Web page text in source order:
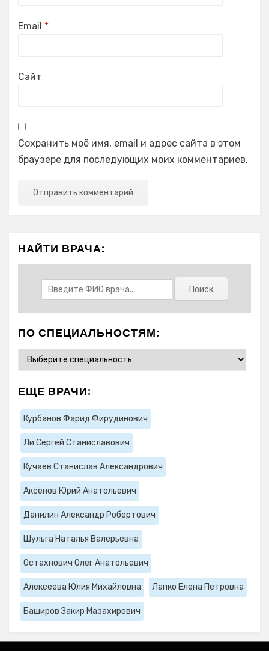
Email *
Сайт
Сохранить моё имя, email и адрес сайта в этом
браузере для последующих моих комментариев.
НАЙТИ ВРАЧА:
ПО СПЕЦИАЛЬНОСТЯМ:
ЕЩЕ ВРАЧИ:
Курбанов Фарид Фирудинович
Ли Сергей Станиславович
Кучаев Станислав Александрович
Аксёнов Юрий Анатольевич
Данилин Александр Робертович
Шульга Наталья Валерьевна
Остахнович Олег Анатольевич
Алексеева Юлия Михайловна Лапко Елена Петровна
Баширов Закир Мазахирович